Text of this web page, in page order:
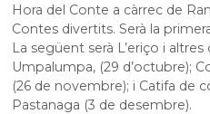
Hora del Conte a càrrec de
Contes divertits. Serà la
La següent serà L’eriço i
Umpalumpa, (29 d’octubre);
(26 de novembre); i Catifa de
Pastanaga (3 de desembre).